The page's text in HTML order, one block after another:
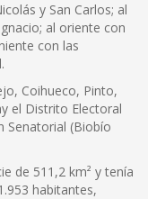
y San Carlos; al
al oriente con
con las
Coihueco, Pinto,
el Distrito Electoral
Senatorial (Biobío
de 511,2 km² y tenía
habitantes,